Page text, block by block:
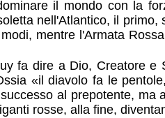
il mondo con la
nell'Atlantico, il primo,
mentre l'Armata
fa dire a Dio, Creatore e
«il diavolo fa le
al prepotente, ma
rosse, alla fine,